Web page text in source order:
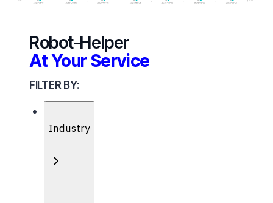
Robot-Helper
At Your Service
FILTER BY:
Industry